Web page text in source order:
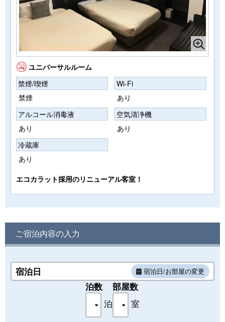
ユニバーサルルーム
禁煙/喫煙
禁煙
Wi-Fi
あり
アルコール消毒液
あり
空気清浄機
あり
冷蔵庫
あり
エコカラット採用のリニューアル客室！
ご宿泊内容の入力
宿泊日 宿泊日/お部屋の変更
泊数
泊
部屋数
室